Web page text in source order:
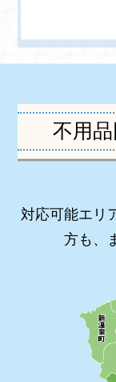
不用
対応可能エリ
方も、